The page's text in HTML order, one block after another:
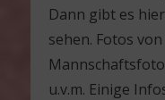
Dann gibt es
sehen. Fotos
u.v.m. Einige